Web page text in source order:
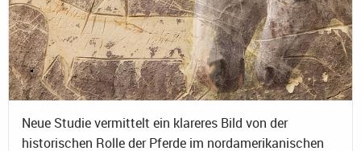
Neue Studie vermittelt ein klareres Bild von der
historischen Rolle der Pferde im nordamerikanischen